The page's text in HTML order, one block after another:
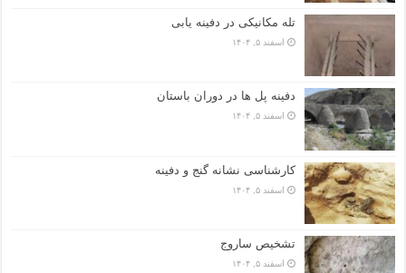
تله مکانیکی در دفینه یابی
اسفند ۵, ۱۴۰۴
دفینه پل ها در دوران باستان
اسفند ۵, ۱۴۰۴
کارشناسی نشانه گنج و دفینه
اسفند ۵, ۱۴۰۴
تشخیص ساروج
اسفند ۵, ۱۴۰۴